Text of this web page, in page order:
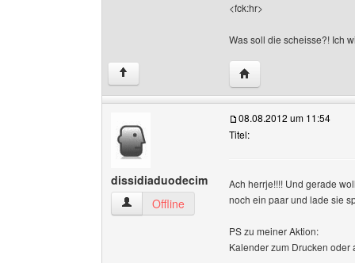
<fck:hr>
Was soll die scheisse?! Ich
↑ Website dieses
dissidiaduodecim
dissidiaduodecim Benutzer-Profile anzeigen
Offline
08.08.2012 um 11:54
Titel:
Ach herrje!!!! Und gerade
noch ein paar und lade sie
PS zu meiner Aktion:
Kalender zum Drucken